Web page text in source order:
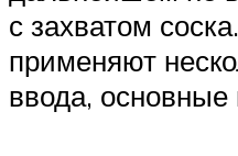
с захватом
применяют
ввода, основные